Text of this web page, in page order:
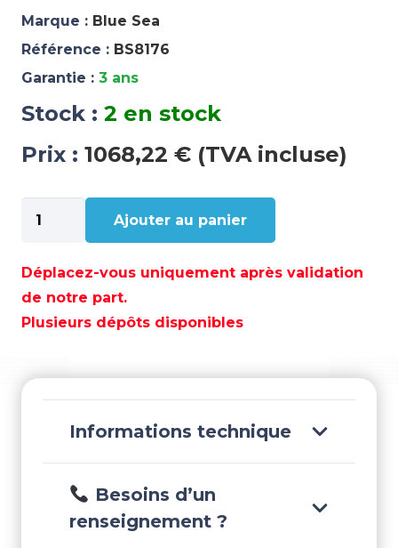
Marque : Blue Sea
Référence : BS8176
Garantie : 3 ans
Stock : 2 en stock
Prix : 1068,22 € (TVA incluse)
de
11
INTERRUPTEUR
+
BS8176
Ajouter au panier
Déplacez-vous uniquement après validation
de notre part.
Plusieurs dépôts disponibles
Informations technique
Besoins d’un
renseignement ?